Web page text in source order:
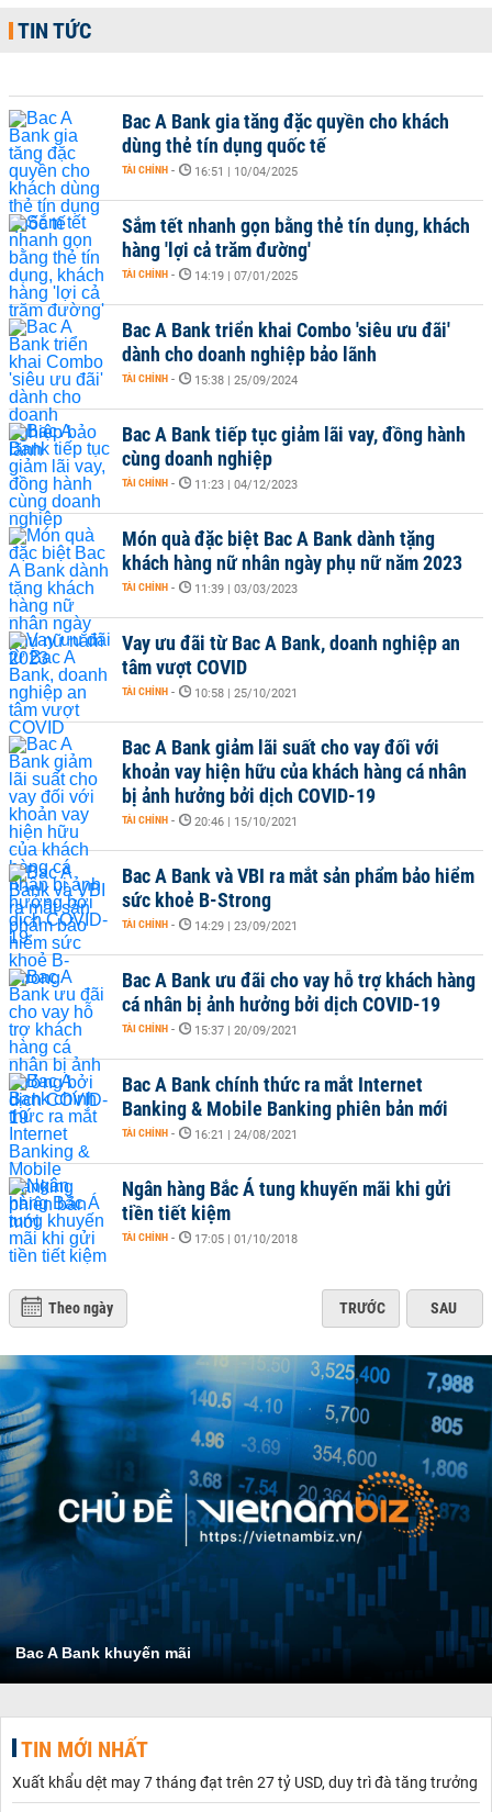
TIN TỨC
Bac A Bank gia tăng đặc quyền cho khách
dùng thẻ tín dụng quốc tế
TÀI CHÍNH - 16:51 | 10/04/2025
Sắm tết nhanh gọn bằng thẻ tín dụng, khách
hàng 'lợi cả trăm đường'
TÀI CHÍNH - 14:19 | 07/01/2025
Bac A Bank triển khai Combo 'siêu ưu đãi'
dành cho doanh nghiệp bảo lãnh
TÀI CHÍNH - 15:38 | 25/09/2024
Bac A Bank tiếp tục giảm lãi vay, đồng hành
cùng doanh nghiệp
TÀI CHÍNH - 11:23 | 04/12/2023
Món quà đặc biệt Bac A Bank dành tặng
khách hàng nữ nhân ngày phụ nữ năm 2023
TÀI CHÍNH - 11:39 | 03/03/2023
Vay ưu đãi từ Bac A Bank, doanh nghiệp an
tâm vượt COVID
TÀI CHÍNH - 10:58 | 25/10/2021
Bac A Bank giảm lãi suất cho vay đối với
khoản vay hiện hữu của khách hàng cá nhân
bị ảnh hưởng bởi dịch COVID-19
TÀI CHÍNH - 20:46 | 15/10/2021
Bac A Bank và VBI ra mắt sản phẩm bảo hiểm
sức khoẻ B-Strong
TÀI CHÍNH - 14:29 | 23/09/2021
Bac A Bank ưu đãi cho vay hỗ trợ khách hàng
cá nhân bị ảnh hưởng bởi dịch COVID-19
TÀI CHÍNH - 15:37 | 20/09/2021
Bac A Bank chính thức ra mắt Internet
Banking & Mobile Banking phiên bản mới
TÀI CHÍNH - 16:21 | 24/08/2021
Ngân hàng Bắc Á tung khuyến mãi khi gửi
tiền tiết kiệm
TÀI CHÍNH - 17:05 | 01/10/2018
Theo ngày TRƯỚC SAU
Bac A Bank khuyến mãi
TIN MỚI NHẤT
Xuất khẩu dệt may 7 tháng đạt trên 27 tỷ USD, duy trì đà tăng trưởng